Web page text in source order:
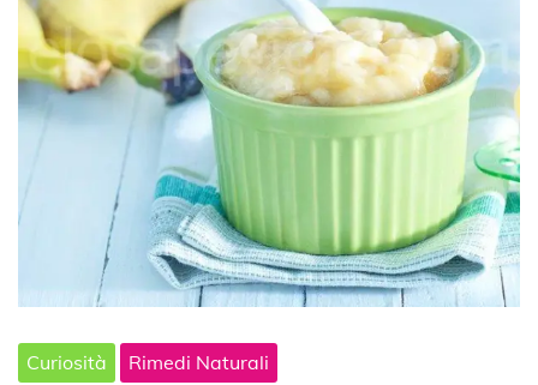
Curiosità Rimedi Naturali